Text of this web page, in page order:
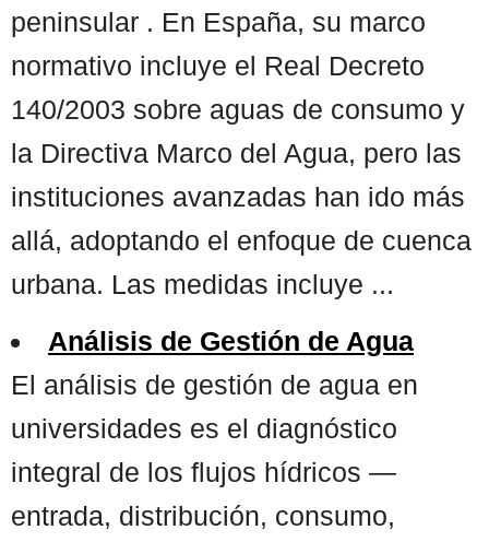
peninsular . En España, su marco
normativo incluye el Real Decreto
140/2003 sobre aguas de consumo y
la Directiva Marco del Agua, pero las
instituciones avanzadas han ido más
allá, adoptando el enfoque de cuenca
urbana. Las medidas incluye ...
Análisis de Gestión de Agua
El análisis de gestión de agua en
universidades es el diagnóstico
integral de los flujos hídricos —
entrada, distribución, consumo,